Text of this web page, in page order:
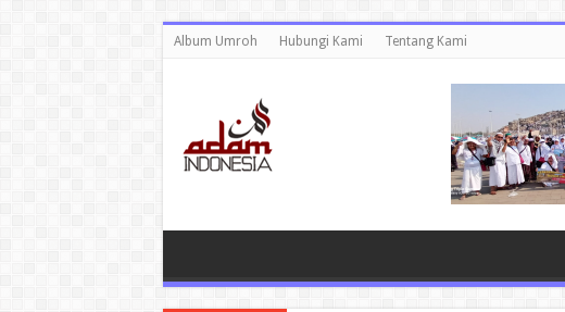
Album Umroh Hubungi Kami Tentang Kami